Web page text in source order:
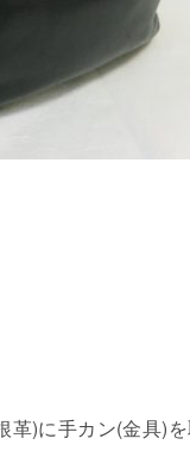
)に手カン(金具)を